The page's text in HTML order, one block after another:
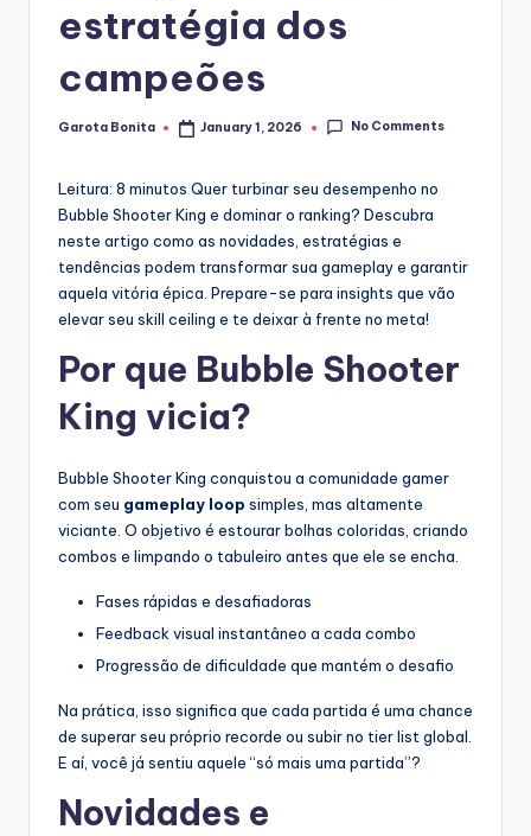
estratégia dos
campeões
Posted
Garota Bonita January 1, 2026 No Comments
Leitura: 8 minutos Quer turbinar seu desempenho no
Bubble Shooter King e dominar o ranking? Descubra
neste artigo como as novidades, estratégias e
tendências podem transformar sua gameplay e garantir
aquela vitória épica. Prepare-se para insights que vão
elevar seu skill ceiling e te deixar à frente no meta!
Por que Bubble Shooter
King vicia?
Bubble Shooter King conquistou a comunidade gamer
com seu gameplay loop simples, mas altamente
viciante. O objetivo é estourar bolhas coloridas, criando
combos e limpando o tabuleiro antes que ele se encha.
Fases rápidas e desafiadoras
Feedback visual instantâneo a cada combo
Progressão de dificuldade que mantém o desafio
Na prática, isso significa que cada partida é uma chance
de superar seu próprio recorde ou subir no tier list global.
E aí, você já sentiu aquele “só mais uma partida”?
Novidades e